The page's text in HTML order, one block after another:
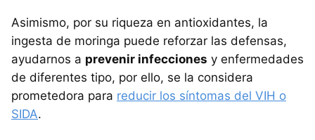
Asimismo, por su riqueza en antioxidantes, la
ingesta de moringa puede reforzar las defensas,
ayudarnos a prevenir infecciones y enfermedades
de diferentes tipo, por ello, se la considera
prometedora para reducir los síntomas del VIH o
SIDA.